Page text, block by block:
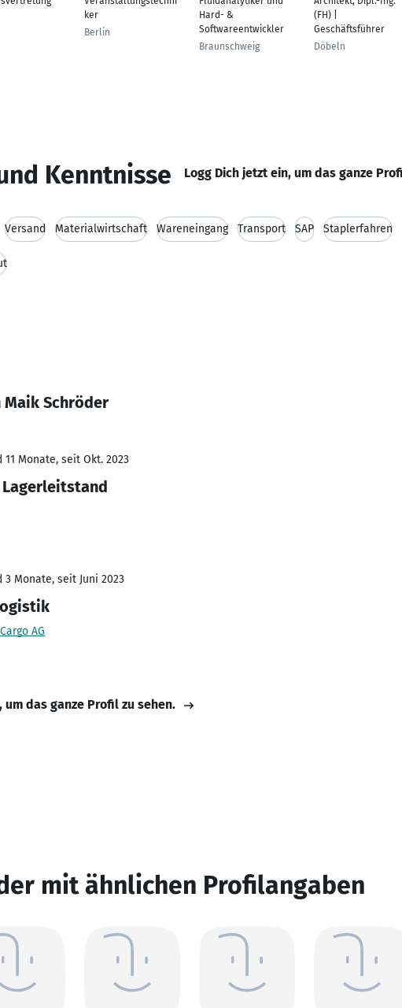
ker
Berlin
Hard- &
Softwareentwickler
Braunschweig
(FH) |
Geschäftsführer
Döbeln
Kenntnisse Logg Dich jetzt ein, um das ganze
Versand Materialwirtschaft Wareneingang Transport SAP Staplerfahren
Schröder
11 Monate, seit Okt. 2023
3 Monate, seit Juni 2023
AG
um das ganze Profil zu sehen.
mit ähnlichen Profilangaben